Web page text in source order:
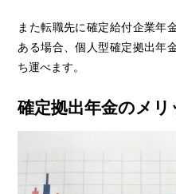
また転職先に確定給付企業年
ある場合、個人型確定拠出年
ち運べます。
確定拠出年金のメ